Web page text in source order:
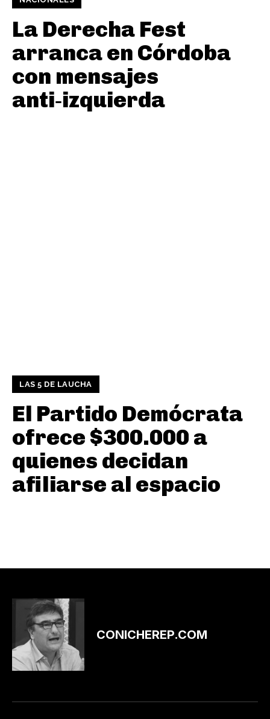
La Derecha Fest
arranca en Córdoba
con mensajes
anti‑izquierda
LAS 5 DE LAUCHA
El Partido Demócrata
ofrece $300.000 a
quienes decidan
afiliarse al espacio
CONICHEREP.COM